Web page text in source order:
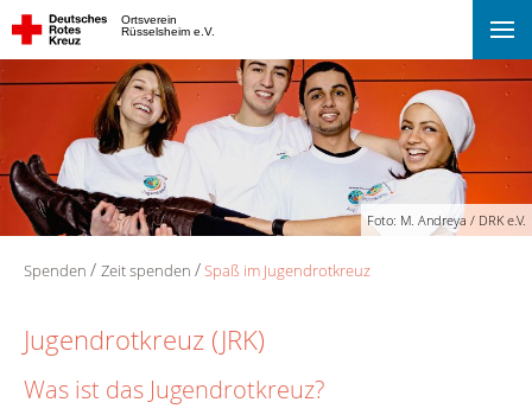
Ortsverein
Rüsselsheim e.V.
Foto: M. Andreya / DRK e.V.
Spenden Zeit spenden Spaß im Jugendrotkreuz
Jugendrotkreuz (JRK)
Was ist das Jugendrotkreuz?